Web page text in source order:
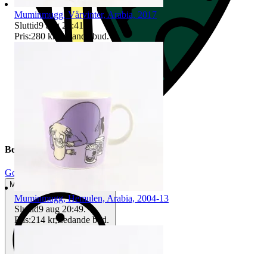
Beskrivning
Gott använt skick
Mindre tecken på användning
Muminmugg, Vårvinter, Arabia, 2017
Sluttid9 aug 20:41
Pris:280 kr Ledande bud.
Muminmugg, Hemulen, Arabia, 2004-13
Sluttid9 aug 20:49.
Pris:214 kr,Ledande bud.